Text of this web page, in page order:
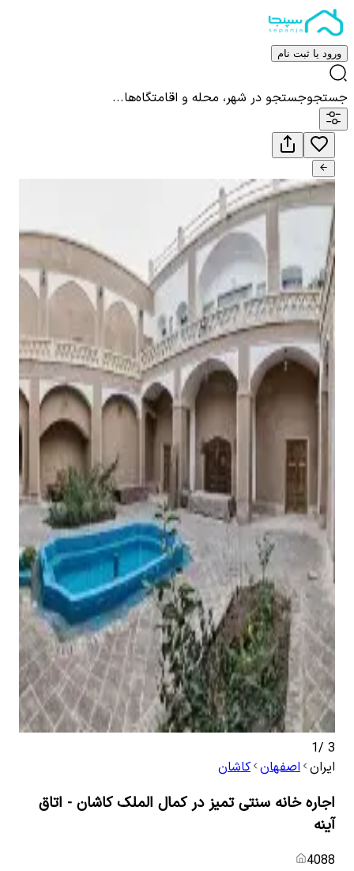
ورود یا ثبت نام
جستجوجستجو در شهر، محله و اقامتگاه‌ها...
3
/
1
ایران اصفهان کاشان
اجاره خانه سنتی تمیز در کمال الملک کاشان - اتاق
آینه
4088